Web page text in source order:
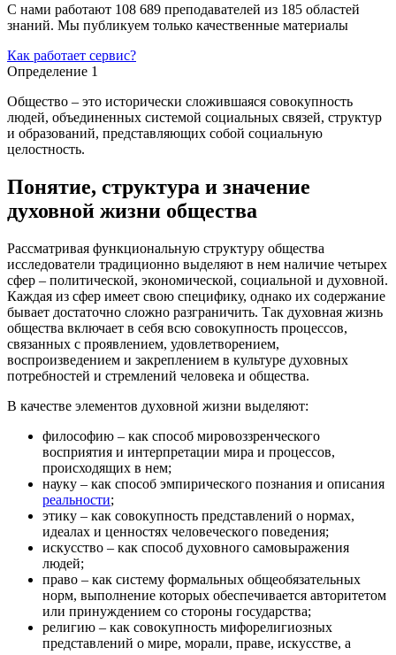
С нами работают 108 689 преподавателей из 185 областей
знаний. Мы публикуем только качественные материалы
Как работает сервис?
Определение 1
Общество – это исторически сложившаяся совокупность
людей, объединенных системой социальных связей, структур
и образований, представляющих собой социальную
целостность.
Понятие, структура и значение
духовной жизни общества
Рассматривая функциональную структуру общества
исследователи традиционно выделяют в нем наличие четырех
сфер – политической, экономической, социальной и духовной.
Каждая из сфер имеет свою специфику, однако их содержание
бывает достаточно сложно разграничить. Так духовная жизнь
общества включает в себя всю совокупность процессов,
связанных с проявлением, удовлетворением,
воспроизведением и закреплением в культуре духовных
потребностей и стремлений человека и общества.
В качестве элементов духовной жизни выделяют:
философию – как способ мировоззренческого
восприятия и интерпретации мира и процессов,
происходящих в нем;
науку – как способ эмпирического познания и описания
реальности;
этику – как совокупность представлений о нормах,
идеалах и ценностях человеческого поведения;
искусство – как способ духовного самовыражения
людей;
право – как систему формальных общеобязательных
норм, выполнение которых обеспечивается авторитетом
или принуждением со стороны государства;
религию – как совокупность мифорелигиозных
представлений о мире, морали, праве, искусстве, а